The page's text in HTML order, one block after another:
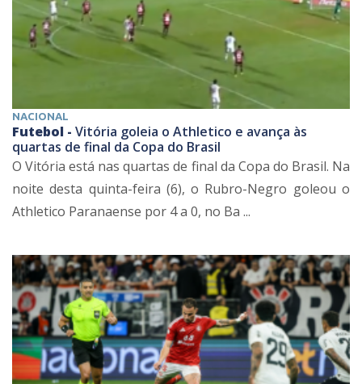
NACIONAL
Futebol - Vitória goleia o Athletico e avança às
quartas de final da Copa do Brasil
O Vitória está nas quartas de final da Copa do Brasil. Na
noite desta quinta-feira (6), o Rubro-Negro goleou o
Athletico Paranaense por 4 a 0, no Ba ...